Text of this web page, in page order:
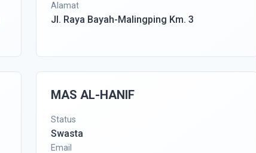
Alamat
Jl. Raya Bayah-Malingping Km. 3
MAS AL-HANIF
Status
Swasta
Email